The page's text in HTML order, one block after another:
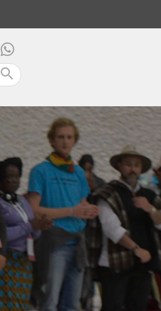
search